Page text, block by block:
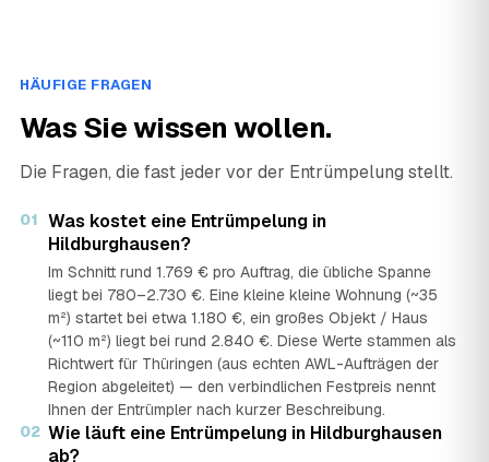
HÄUFIGE FRAGEN
Was Sie wissen wollen.
Die Fragen, die fast jeder vor der Entrümpelung stellt.
01 Was kostet eine Entrümpelung in
Hildburghausen?
Im Schnitt rund 1.769 € pro Auftrag, die übliche Spanne
liegt bei 780–2.730 €. Eine kleine kleine Wohnung (~35
m²) startet bei etwa 1.180 €, ein großes Objekt / Haus
(~110 m²) liegt bei rund 2.840 €. Diese Werte stammen als
Richtwert für Thüringen (aus echten AWL-Aufträgen der
Region abgeleitet) — den verbindlichen Festpreis nennt
Ihnen der Entrümpler nach kurzer Beschreibung.
02 Wie läuft eine Entrümpelung in Hildburghausen
ab?